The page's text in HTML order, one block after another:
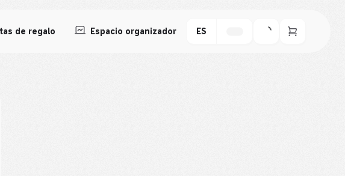
de regalo Espacio organizador ES